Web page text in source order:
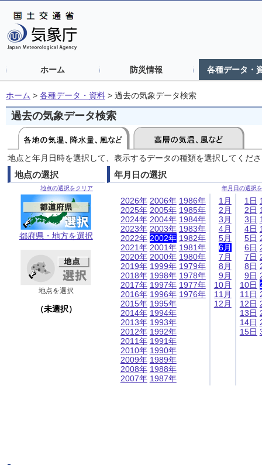
ホーム 防災情報 各種データ・
ホーム > 各種データ・資料 > 過去の気象データ検索
過去の気象データ検索
地点と年月日時を選択して、表示するデータの種類を選択してくだ
地点の選択
地点の選択をクリア
都府県・地方を選択
地点を選択
（未選択）
年月日の選択
年月日の選択
2026年
2025年
2024年
2023年
2022年
2021年
2020年
2019年
2018年
2017年
2016年
2015年
2014年
2013年
2012年
2011年
2010年
2009年
2008年
2007年
2006年
2005年
2004年
2003年
2002年
2001年
2000年
1999年
1998年
1997年
1996年
1995年
1994年
1993年
1992年
1991年
1990年
1989年
1988年
1987年
1986年
1985年
1984年
1983年
1982年
1981年
1980年
1979年
1978年
1977年
1976年
1月
2月
3月
4月
5月
6月
7月
8月
9月
10月
11月
12月
1日
2日
3日
4日
5日
6日
7日
8日
9日
10日
11日
12日
13日
14日
15日